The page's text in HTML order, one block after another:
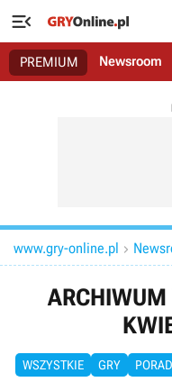

PREMIUM Newsroom
www.gry-online.pl 
WSZYSTKIE GRY